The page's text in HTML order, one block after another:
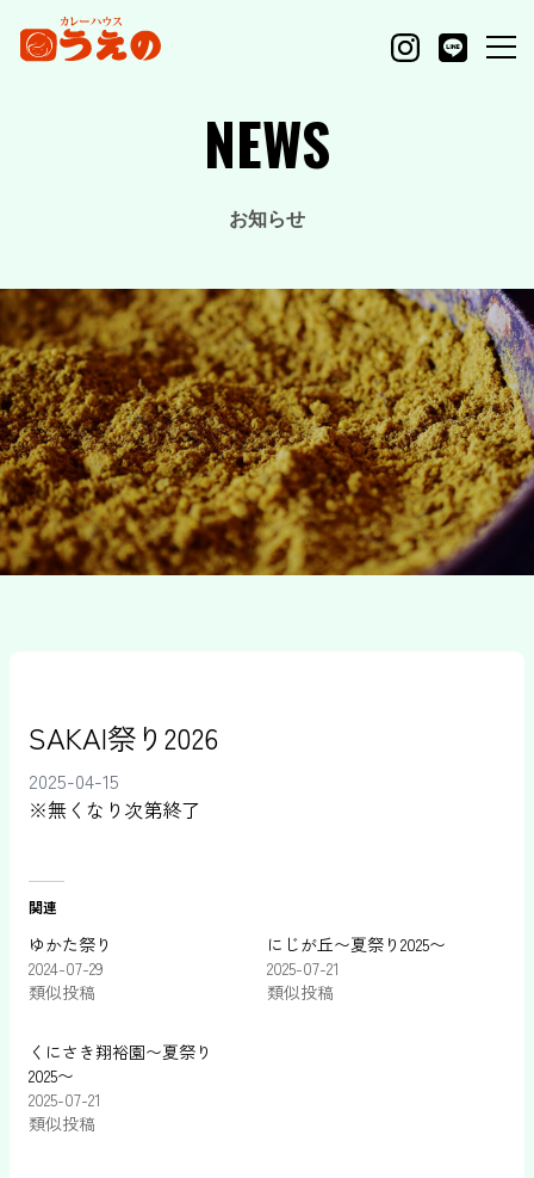
NEWS
お知らせ
SAKAI祭り2026
2025-04-15
※無くなり次第終了
関連
ゆかた祭り
2024-07-29
類似投稿
にじが丘〜夏祭り2025〜
2025-07-21
類似投稿
くにさき翔裕園〜夏祭り
2025〜
2025-07-21
類似投稿